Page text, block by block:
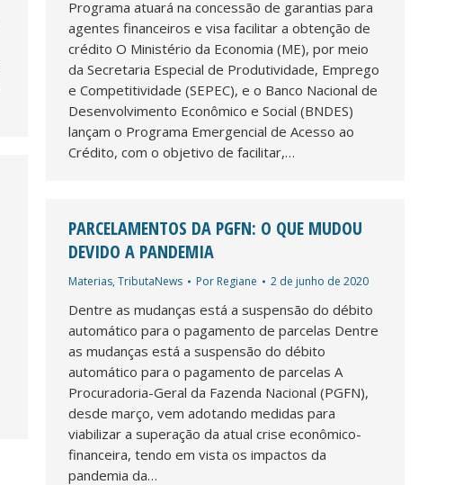
Programa atuará na concessão de garantias para
agentes financeiros e visa facilitar a obtenção de
crédito O Ministério da Economia (ME), por meio
da Secretaria Especial de Produtividade, Emprego
e Competitividade (SEPEC), e o Banco Nacional de
Desenvolvimento Econômico e Social (BNDES)
lançam o Programa Emergencial de Acesso ao
Crédito, com o objetivo de facilitar,…
PARCELAMENTOS DA PGFN: O QUE MUDOU
DEVIDO A PANDEMIA
Materias,TributaNews Por Regiane 2 de junho de 2020
Dentre as mudanças está a suspensão do débito
automático para o pagamento de parcelas Dentre
as mudanças está a suspensão do débito
automático para o pagamento de parcelas A
Procuradoria-Geral da Fazenda Nacional (PGFN),
desde março, vem adotando medidas para
viabilizar a superação da atual crise econômico-
financeira, tendo em vista os impactos da
pandemia da…